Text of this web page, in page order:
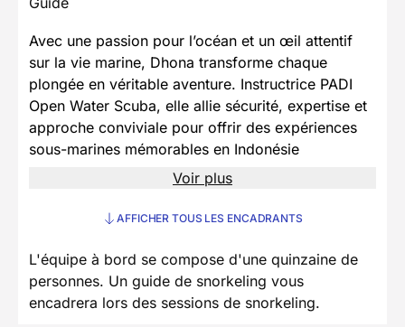
Avec une passion pour l’océan et un œil attentif
sur la vie marine, Dhona transforme chaque
plongée en véritable aventure. Instructrice PADI
Open Water Scuba, elle allie sécurité, expertise et
approche conviviale pour offrir des expériences
sous-marines mémorables en Indonésie
Voir plus
AFFICHER TOUS LES ENCADRANTS
L'équipe à bord se compose d'une quinzaine de
personnes. Un guide de snorkeling vous
encadrera lors des sessions de snorkeling.